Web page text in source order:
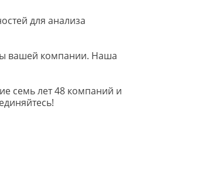
для анализа
вашей компании. Наша
семь лет 48 компаний и